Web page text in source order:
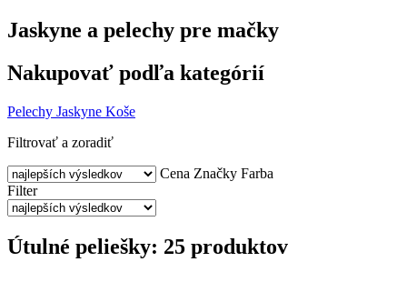
Jaskyne a pelechy pre mačky
Nakupovať podľa kategórií
Pelechy Jaskyne Koše
Filtrovať a zoradiť
Cena Značky Farba
Filter
Útulné peliešky: 25 produktov